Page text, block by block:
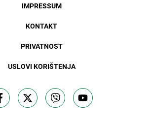
IMPRESSUM
KONTAKT
PRIVATNOST
USLOVI KORIŠTENJA